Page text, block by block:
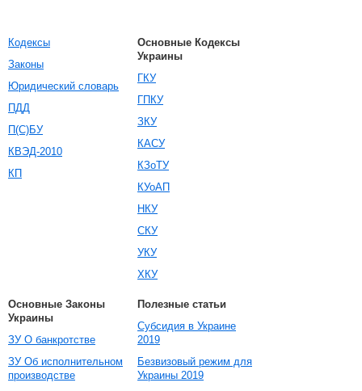
Кодексы
Законы
Юридический словарь
ПДД
П(С)БУ
КВЭД-2010
КП
Основные Кодексы
Украины
ГКУ
ГПКУ
ЗКУ
КАСУ
КЗоТУ
КУоАП
НКУ
СКУ
УКУ
ХКУ
Основные Законы
Украины
ЗУ О банкротстве
ЗУ Об исполнительном
производстве
Полезные статьи
Субсидия в Украине
2019
Безвизовый режим для
Украины 2019